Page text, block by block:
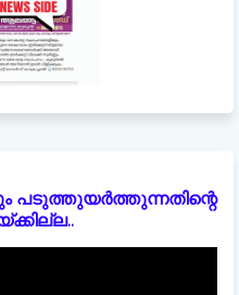
പടുത്തുയർത്തുന്നതിന്റെ